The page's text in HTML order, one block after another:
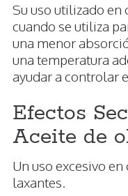
Su uso utilizado en
cuando se utiliza
una menor
una temperatura
ayudar a controlar
Efectos
Aceite de
Un uso excesivo
laxantes.